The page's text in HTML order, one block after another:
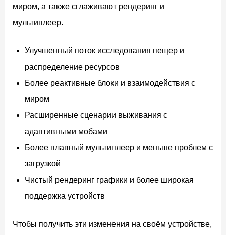
миром, а также сглаживают рендеринг и
мультиплеер.
Улучшенный поток исследования пещер и
распределение ресурсов
Более реактивные блоки и взаимодействия с
миром
Расширенные сценарии выживания с
адаптивными мобами
Более плавный мультиплеер и меньше проблем с
загрузкой
Чистый рендеринг графики и более широкая
поддержка устройств
Чтобы получить эти изменения на своём устройстве,